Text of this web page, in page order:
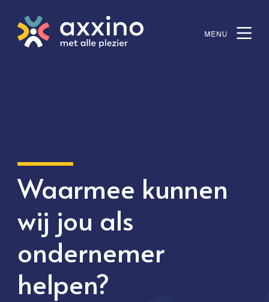
Waarmee kunnen
wij jou als
ondernemer
helpen?